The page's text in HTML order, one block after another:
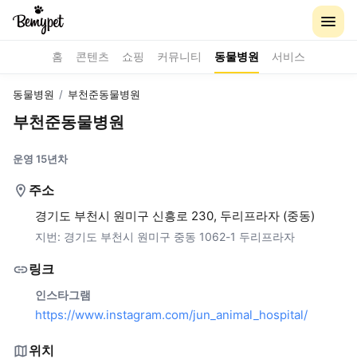
홈 콘텐츠 쇼핑 커뮤니티 동물병원 서비스
동물병원 / 부천준동물병원
부천준동물병원
운영 15년차
주소
경기도 부천시 원미구 신흥로 230, 두리프라자 (중동)
지번: 경기도 부천시 원미구 중동 1062-1 두리프라자
링크
인스타그램
https://www.instagram.com/jun_animal_hospital/
위치